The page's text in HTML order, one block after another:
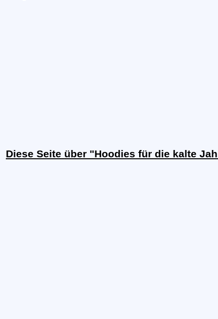
Diese Seite über "Hoodies für die kalte